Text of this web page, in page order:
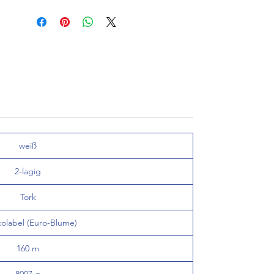
Karton à 6 x 457 Tu.
weiß
2-lagig
Tork
(Euro-Blume)
160 m